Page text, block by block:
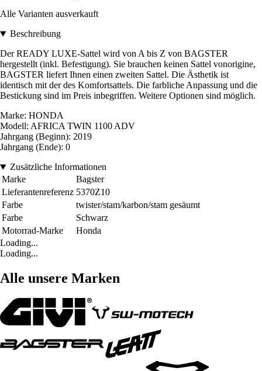
Alle Varianten ausverkauft
Beschreibung
Der READY LUXE-Sattel wird von A bis Z von BAGSTER
hergestellt (inkl. Befestigung). Sie brauchen keinen Sattel vonorigine,
BAGSTER liefert Ihnen einen zweiten Sattel. Die Ästhetik ist
identisch mit der des Komfortsattels. Die farbliche Anpassung und die
Bestickung sind im Preis inbegriffen. Weitere Optionen sind möglich.
Marke: HONDA
Modell: AFRICA TWIN 1100 ADV
Jahrgang (Beginn): 2019
Jahrgang (Ende): 0
Zusätzliche Informationen
Marke
Bagster
Lieferantenreferenz 5370Z10
Farbe
twister/stam/karbon/stam gesäumt
Farbe
Schwarz
Motorrad-Marke
Honda
Loading...
Loading...
Alle unsere Marken